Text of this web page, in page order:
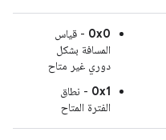
0x0 - قياس
المسافة بشكل
دوري غير متاح
0x1 - نطاق
الفترة المتاح